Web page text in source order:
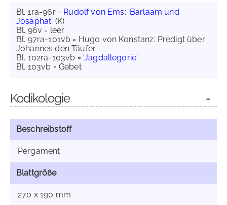
Bl. 1ra-96r = Rudolf von Ems: 'Barlaam und
Josaphat' (K)
Bl. 96v = leer
Bl. 97ra-101vb = Hugo von Konstanz: Predigt über
Johannes den Täufer
Bl. 102ra-103vb = 'Jagdallegorie'
Bl. 103vb = Gebet
Kodikologie
Beschreibstoff
Pergament
Blattgröße
270 x 190 mm